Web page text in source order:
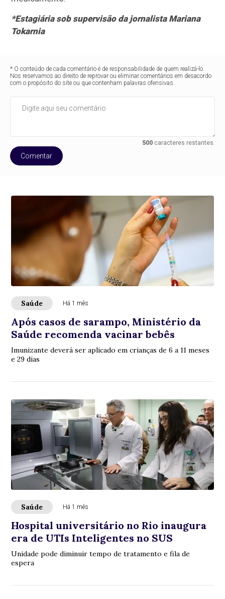
*Estagiária sob supervisão da jornalista Mariana
Tokarnia
* O conteúdo de cada comentário é de responsabilidade de quem realizá-lo.
Nos reservamos ao direito de reprovar ou eliminar comentários em desacordo
com o propósito do site ou que contenham palavras ofensivas.
500caracteres restantes.
Comentar
Saúde Há 1 mês
Após casos de sarampo, Ministério da
Saúde recomenda vacinar bebês
Imunizante deverá ser aplicado em crianças de 6 a 11 meses
e 29 dias
Saúde Há 1 mês
Hospital universitário no Rio inaugura
era de UTIs Inteligentes no SUS
Unidade pode diminuir tempo de tratamento e fila de
espera